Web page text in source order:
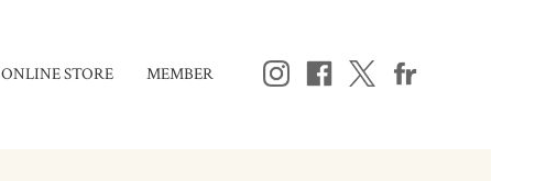
ONLINE STORE MEMBER